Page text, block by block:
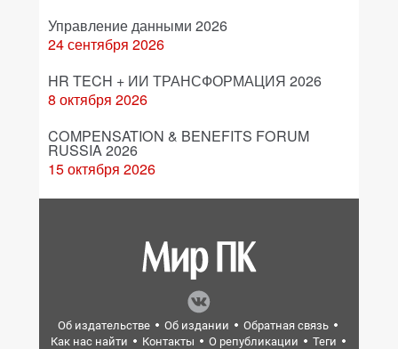
Управление данными 2026
24 сентября 2026
HR TECH + ИИ ТРАНСФОРМАЦИЯ 2026
8 октября 2026
COMPENSATION & BENEFITS FORUM
RUSSIA 2026
15 октября 2026
Об издательстве Об издании
Обратная связь
Как нас найти
Контакты О републикации
Теги